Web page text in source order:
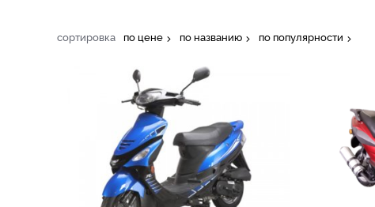
сортировка по цене по названию по популярности